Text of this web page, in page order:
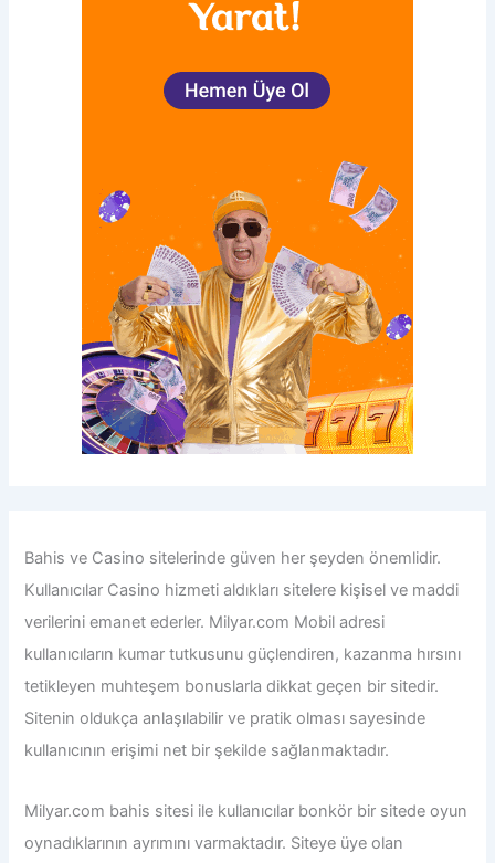
Bahis ve Casino sitelerinde güven her şeyden önemlidir.
Kullanıcılar Casino hizmeti aldıkları sitelere kişisel ve maddi
verilerini emanet ederler. Milyar.com Mobil adresi
kullanıcıların kumar tutkusunu güçlendiren, kazanma hırsını
tetikleyen muhteşem bonuslarla dikkat geçen bir sitedir.
Sitenin oldukça anlaşılabilir ve pratik olması sayesinde
kullanıcının erişimi net bir şekilde sağlanmaktadır.
Milyar.com bahis sitesi ile kullanıcılar bonkör bir sitede oyun
oynadıklarının ayrımını varmaktadır. Siteye üye olan